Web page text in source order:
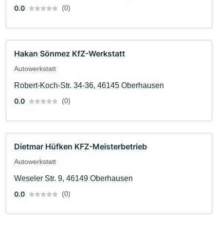
0.0
(0)
Hakan Sönmez KfZ-Werkstatt
Autowerkstatt
Robert-Koch-Str. 34-36, 46145 Oberhausen
0.0
(0)
Dietmar Hüfken KFZ-Meisterbetrieb
Autowerkstatt
Weseler Str. 9, 46149 Oberhausen
0.0
(0)